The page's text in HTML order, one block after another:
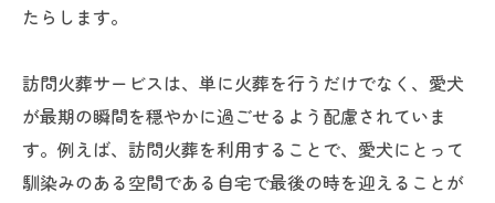
たらします。
訪問火葬サービスは、単に火葬を行うだけでなく、愛犬
が最期の瞬間を穏やかに過ごせるよう配慮されていま
す。例えば、訪問火葬を利用することで、愛犬にとって
馴染みのある空間である自宅で最後の時を迎えることが